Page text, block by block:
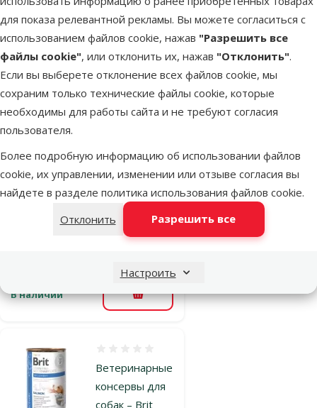
для показа релевантной рекламы. Вы можете согласиться с
использованием файлов cookie, нажав "Разрешить все
файлы cookie", или отклонить их, нажав "Отклонить".
Если вы выберете отклонение всех файлов cookie, мы
сохраним только технические файлы cookie, которые
необходимы для работы сайта и не требуют согласия
пользователя.
Более подробную информацию об использовании файлов
cookie, их управлении, изменении или отзыве согласия вы
найдете в разделе политика использования файлов cookie.
Отклонить
Разрешить все
Настроить
Цена
1,49 €
В наличии В корзину
консервы для
кошек – Brit
Veterinary Diet,
Cat Pouch
Urinary, 85 г
Оценка 0%
В наличии В корзину
Ветеринарные
консервы для
собак – Brit